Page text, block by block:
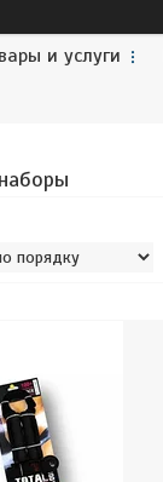
и услуги